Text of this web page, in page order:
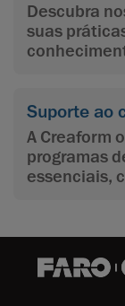
Descubra
suas
Suporte ao
A Creaform
programas
essenciais,